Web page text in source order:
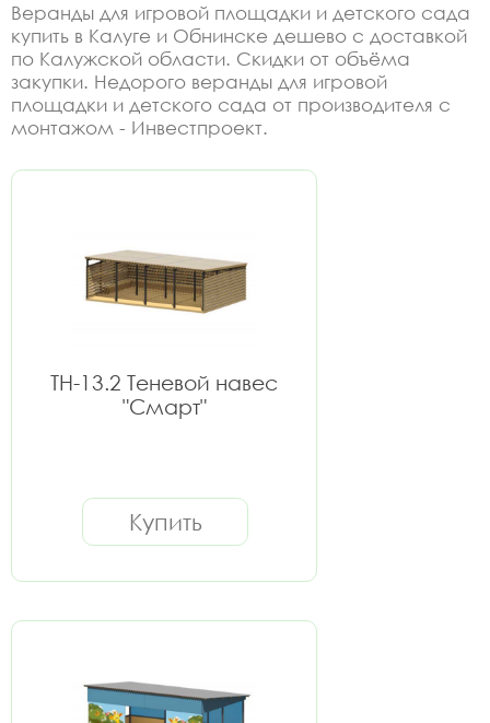
Веранды для игровой площадки и детского сада
купить в Калуге и Обнинске дешево с доставкой
по Калужской области. Скидки от объёма
закупки. Недорого веранды для игровой
площадки и детского сада от производителя с
монтажом - Инвестпроект.
ТН-13.2 Теневой навес
"Смарт"
Купить